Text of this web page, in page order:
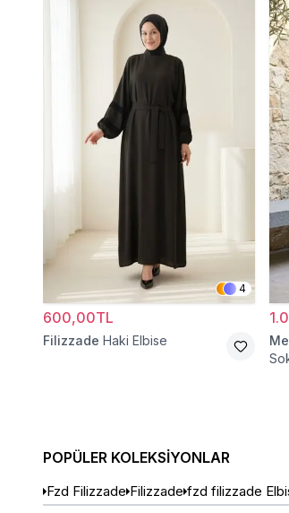
4
600,00TL
Filizzade Haki Elbise
POPÜLER KOLEKSIYONLAR
Fzd Filizzade Filizzade fzd filizzade